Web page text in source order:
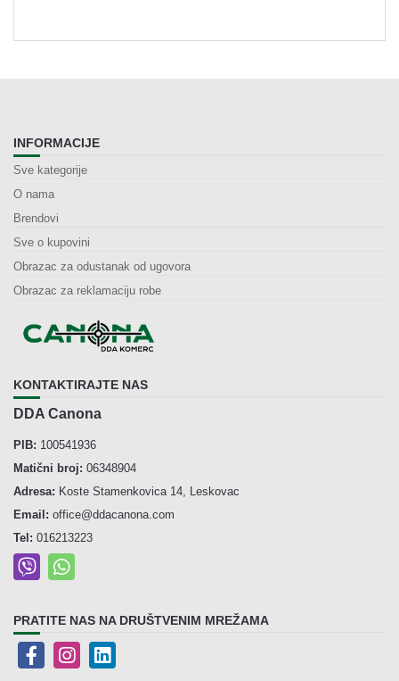
INFORMACIJE
Sve kategorije
O nama
Brendovi
Sve o kupovini
Obrazac za odustanak od ugovora
Obrazac za reklamaciju robe
KONTAKTIRAJTE NAS
DDA Canona
PIB: 100541936
Matični broj: 06348904
Adresa: Koste Stamenkovica 14, Leskovac
Email: office@ddacanona.com
Tel: 016213223
PRATITE NAS NA DRUŠTVENIM MREŽAMA